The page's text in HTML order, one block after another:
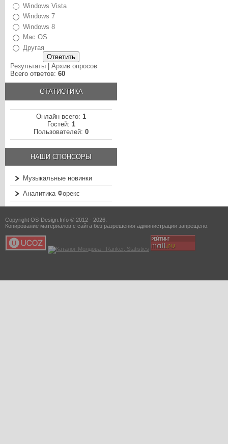
Windows Vista
Windows 7
Windows 8
Mac OS
Другая
Результаты
Архив опросов
Всего ответов: 60
СТАТИСТИКА
Онлайн всего: 1
Гостей: 1
Пользователей: 0
НАШИ СПОНСОРЫ
Музыкальные новинки
Аналитика Форекс
Copyright OS-Design.Info © 2012 - 2026.
Копирование материалов с сайта без разрешения администрации запрещено.